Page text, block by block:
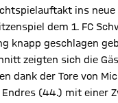
ins
dem 1. FC
knapp geschlagen
zeigten sich die
dank der Tore von
(44.) mit einer